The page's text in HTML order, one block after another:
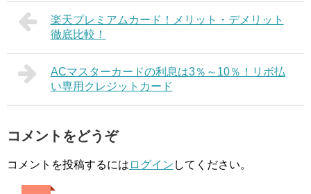
楽天プレミアムカード！メリット・デメリット
徹底比較！
ACマスターカードの利息は3％～10％！リボ払
い専用クレジットカード
コメントをどうぞ
コメントを投稿するには ログイン してください。